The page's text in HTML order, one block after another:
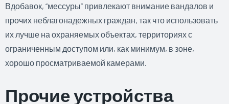
Вдобавок, “мессуры” привлекают внимание вандалов и
прочих неблагонадежных граждан, так что использовать
их лучше на охраняемых объектах, территориях с
ограниченным доступом или, как минимум, в зоне,
хорошо просматриваемой камерами.
Прочие устройства